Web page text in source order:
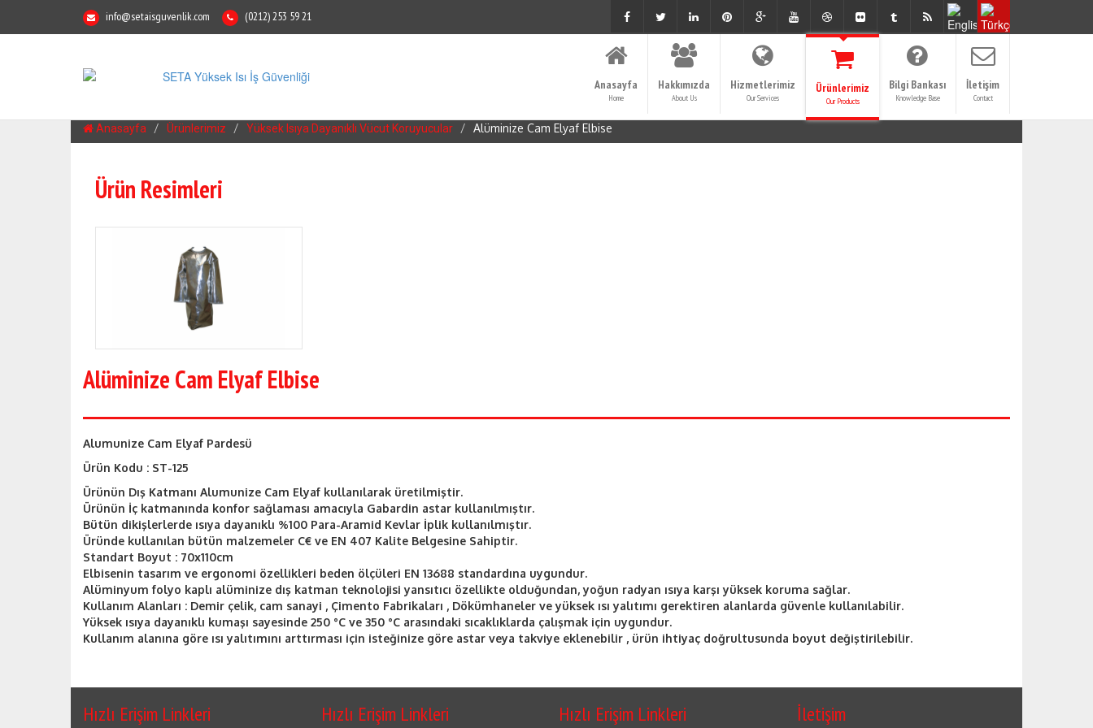
info@setaisguvenlik.com (0212) 253 59 21
Anasayfa
Home
Hakkımızda
About Us
Hizmetlerimiz
Our Services
Ürünlerimiz
Our Products
Bilgi Bankası
Knowledge Base
İletişim
Contact
Anasayfa Ürünlerimiz Yüksek Isıya Dayanıklı Vücut Koruyucular Alüminize Cam Elyaf Elbise
Ürün Resimleri
Alüminize Cam Elyaf Elbise
Alumunize Cam Elyaf Pardesü
Ürün Kodu : ST-125
Ürünün Dış Katmanı Alumunize Cam Elyaf kullanılarak üretilmiştir.
Ürünün İç katmanında konfor sağlaması amacıyla Gabardin astar kullanılmıştır.
Bütün dikişlerlerde ısıya dayanıklı %100 Para-Aramid Kevlar İplik kullanılmıştır.
Üründe kullanılan bütün malzemeler C€ ve EN 407 Kalite Belgesine Sahiptir.
Standart Boyut : 70x110cm
Elbisenin tasarım ve ergonomi özellikleri beden ölçüleri EN 13688 standardına uygundur.
Alüminyum folyo kaplı alüminize dış katman teknolojisi yansıtıcı özellikte olduğundan, yoğun radyan ısıya karşı yüksek koruma sağlar.
Kullanım Alanları : Demir çelik, cam sanayi , Çimento Fabrikaları , Dökümhaneler ve yüksek ısı yalıtımı gerektiren alanlarda güvenle kullanılabilir.
Yüksek ısıya dayanıklı kumaşı sayesinde 250 °C ve 350 °C arasındaki sıcaklıklarda çalışmak için uygundur.
Kullanım alanına göre ısı yalıtımını arttırması için isteğinize göre astar veya takviye eklenebilir , ürün ihtiyaç doğrultusunda boyut değiştirilebilir.
Hızlı Erişim Linkleri Hızlı Erişim Linkleri Hızlı Erişim Linkleri İletişim